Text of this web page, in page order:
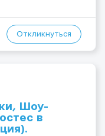
Откликнуться
Шоу-
в